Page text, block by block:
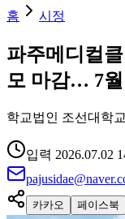
홈 시정
파주메디컬
모 마감… 7월
학교법인 조선대학
입력 2026.07.02
카카오 페이스북